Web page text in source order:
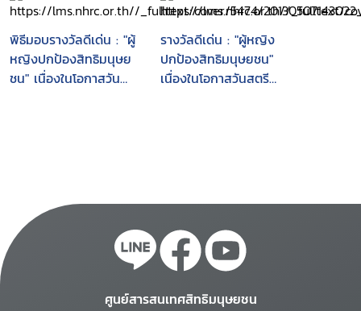
พิธีมอบรางวัลดีเด่น : "ผู้
หญิงปกป้องสิทธิมนุษย
ชน" เนื่องในโอกาสวัน
รางวัลดีเด่น : "ผู้หญิง
ปกป้องสิทธิมนุษยชน"
เนื่องในโอกาสวันสตรี
ศูนย์สารสนเทศสิทธิมนุษยชน